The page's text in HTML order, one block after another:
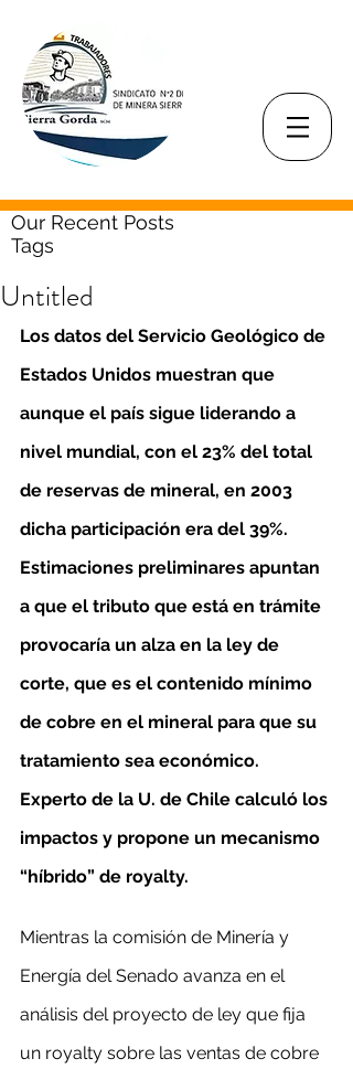
Our Recent Posts
Tags
Untitled
Los datos del Servicio Geológico de
Estados Unidos muestran que
aunque el país sigue liderando a
nivel mundial, con el 23% del total
de reservas de mineral, en 2003
dicha participación era del 39%.
Estimaciones preliminares apuntan
a que el tributo que está en trámite
provocaría un alza en la ley de
corte, que es el contenido mínimo
de cobre en el mineral para que su
tratamiento sea económico.
Experto de la U. de Chile calculó los
impactos y propone un mecanismo
“híbrido” de royalty.
Mientras la comisión de Minería y
Energía del Senado avanza en el
análisis del proyecto de ley que fija
un royalty sobre las ventas de cobre